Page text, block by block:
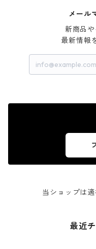
メール
新商品
最新情報
当ショップは
最近